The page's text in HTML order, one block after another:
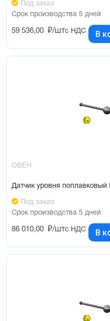
Под заказ
Срок производства 5 дней
59 536,00 ₽/штс НДС В
ОВЕН
Датчик уровня
Под заказ
Срок производства 5 дней
86 010,00 ₽/штс НДС В